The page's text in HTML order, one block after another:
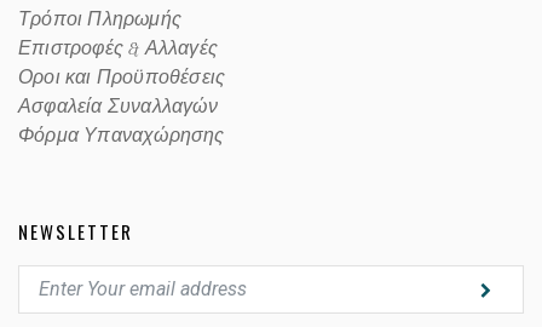
Τρόποι Πληρωμής
Επιστροφές & Αλλαγές
Οροι και Προϋποθέσεις
Ασφαλεία Συναλλαγών
Φόρμα Υπαναχώρησης
NEWSLETTER